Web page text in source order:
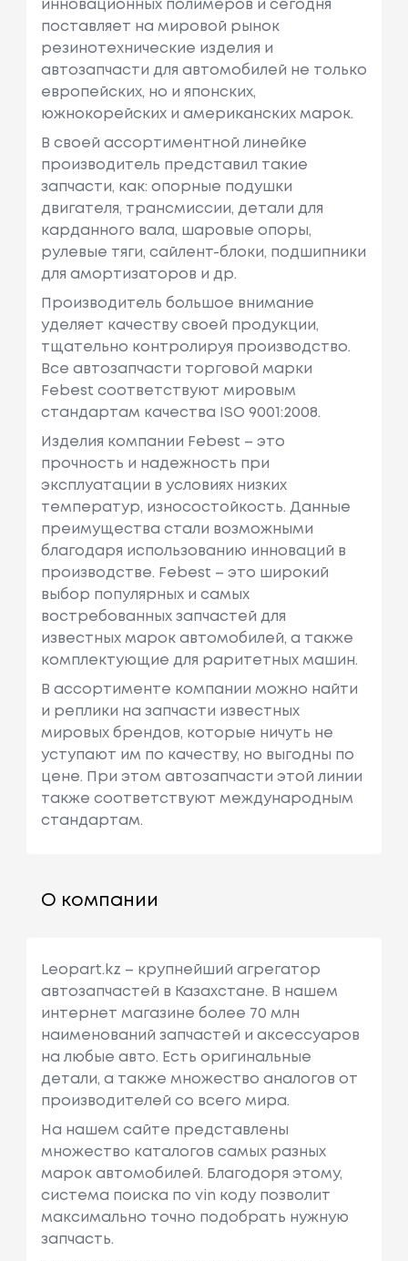
инновационных полимеров и сегодня
поставляет на мировой рынок
резинотехнические изделия и
автозапчасти для автомобилей не только
европейских, но и японских,
южнокорейских и американских марок.
В своей ассортиментной линейке
производитель представил такие
запчасти, как: опорные подушки
двигателя, трансмиссии, детали для
карданного вала, шаровые опоры,
рулевые тяги, сайлент-блоки, подшипники
для амортизаторов и др.
Производитель большое внимание
уделяет качеству своей продукции,
тщательно контролируя производство.
Все автозапчасти торговой марки
Febest соответствуют мировым
стандартам качества ISO 9001:2008.
Изделия компании Febest – это
прочность и надежность при
эксплуатации в условиях низких
температур, износостойкость. Данные
преимущества стали возможными
благодаря использованию инноваций в
производстве. Febest – это широкий
выбор популярных и самых
востребованных запчастей для
известных марок автомобилей, а также
комплектующие для раритетных машин.
В ассортименте компании можно найти
и реплики на запчасти известных
мировых брендов, которые ничуть не
уступают им по качеству, но выгодны по
цене. При этом автозапчасти этой линии
также соответствуют международным
стандартам.
О компании
Leopart.kz – крупнейший агрегатор
автозапчастей в Казахстане. В нашем
интернет магазине более 70 млн
наименований запчастей и аксессуаров
на любые авто. Есть оригинальные
детали, а также множество аналогов от
производителей со всего мира.
На нашем сайте представлены
множество каталогов самых разных
марок автомобилей. Благодоря этому,
система поиска по vin коду позволит
максимально точно подобрать нужную
запчасть.